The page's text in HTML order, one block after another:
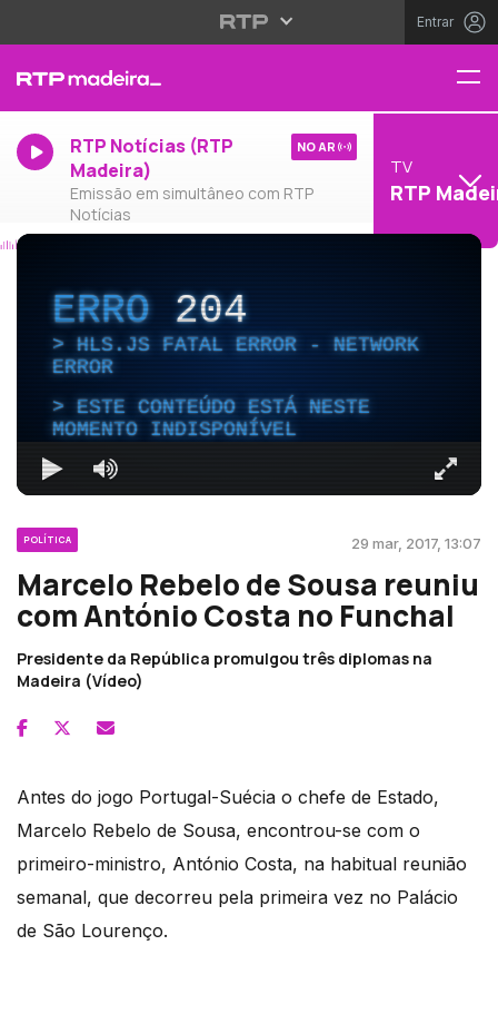
Entrar
RTP Notícias (RTP
Madeira)
Emissão em simultâneo com RTP
Notícias
NO AR
TV
RTP
ERRO204
HLS.JS FATAL ERROR - NETWORK
ERROR
ESTE CONTEÚDO ESTÁ NESTE
MOMENTO INDISPONÍVEL
POLÍTICA 29 mar, 2017, 13:07
Marcelo Rebelo de Sousa reuniu
com António Costa no Funchal
Presidente da República promulgou três diplomas na
Madeira (Vídeo)
Antes do jogo Portugal-Suécia o chefe de Estado,
Marcelo Rebelo de Sousa, encontrou-se com o
primeiro-ministro, António Costa, na habitual reunião
semanal, que decorreu pela primeira vez no Palácio
de São Lourenço.